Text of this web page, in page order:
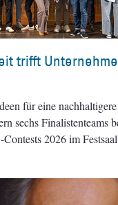
trifft
für eine
sechs Finalistenteams
2026 im